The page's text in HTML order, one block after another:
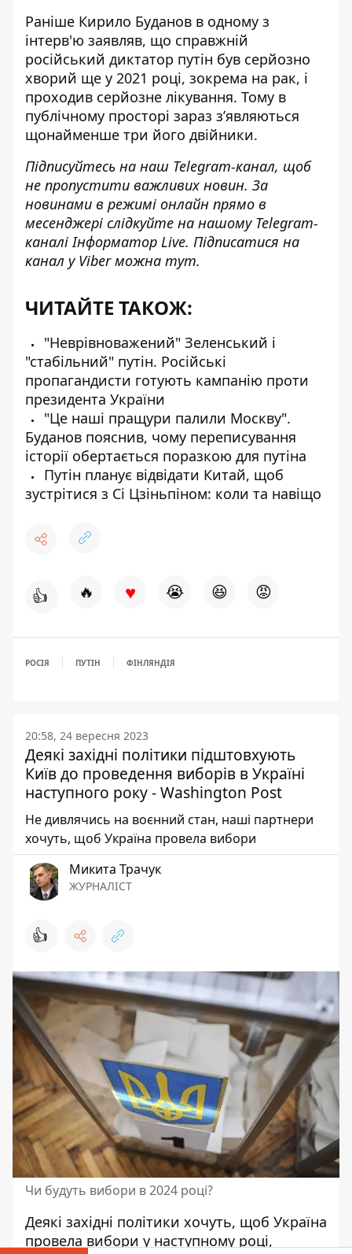
Раніше Кирило Буданов в одному з
інтерв'ю заявляв, що справжній
російський диктатор путін був серйозно
хворий ще у 2021 році, зокрема на рак, і
проходив серйозне лікування. Тому в
публічному просторі зараз з’являються
щонайменше три його двійники.
Підписуйтесь на наш Telegram-канал, щоб
не пропустити важливих новин. За
новинами в режимі онлайн прямо в
месенджері слідкуйте на нашому Telegram-
каналіІнформатор Live. Підписатися на
канал у Viber можна тут.
ЧИТАЙТЕ ТАКОЖ:
"Неврівноважений" Зеленський і
"стабільний" путін. Російські
пропагандисти готують кампанію проти
президента України
"Це наші пращури палили Москву".
Буданов пояснив, чому переписування
історії обертається поразкою для путіна
Путін планує відвідати Китай, щоб
зустрітися з Сі Цзіньпіном: коли та навіщо
👍 🔥 ♥ 😭 😆 😡
РОСІЯ ПУТІН ФІНЛЯНДІЯ
20:58, 24 вересня 2023
Деякі західні політики підштовхують
Київ до проведення виборів в Україні
наступного року - Washington Post
Не дивлячись на воєнний стан, наші партнери
хочуть, щоб Україна провела вибори
Микита Трачук
ЖУРНАЛІСТ
👍
Чи будуть вибори в 2024 році?
Деякі західні політики хочуть, щоб Україна
провела вибори у наступному році,